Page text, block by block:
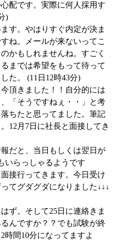
配です。実際に何人採用す
)
す。やはりすぐ内定が決ま
ね。メールが来ないってこ
かもしれませんね。すごく
までは希望をもって待って
た。 (11日12時43分)
頂きました！！自分的には
「そうですねぇ・・」と考
ちたと思ってました。筆記
12月7日に社長と面接してき
だと、当日もしくは翌日が
いらっしゃるようです
接行ってきます。今日受け
てグダグダになりました↓↓↓
ず。そして25日に連絡きま
んですか？？でも試験が終
時間10分になってますよ